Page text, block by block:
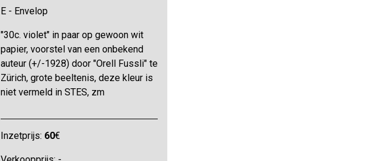
E - Envelop
"30c. violet" in paar op gewoon wit
papier, voorstel van een onbekend
auteur (+/-1928) door "Orell Fussli" te
Zürich, grote beeltenis, deze kleur is
niet vermeld in STES, zm
Inzetprijs: 60€